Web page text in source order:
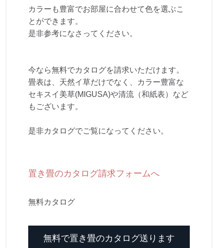
カラーも豊富でお部屋に合わせて色を選ぶこ
とができます。
是非参考になさってください。
今なら無料でカタログを請求いただけます。
畳表は、天然イ草だけでなく、カラー豊富な
セキスイ美草(MIGUSA)や清流（和紙表）など
もございます。
是非カタログでご覧になってください。
置き畳のカタログ請求フォームへ
無料カタログ
無料で置き畳のカタログ送ります